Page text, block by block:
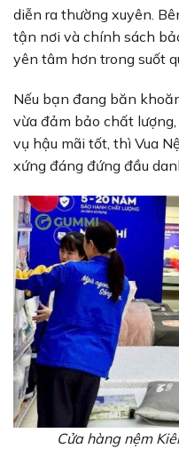
diễn ra thường xuyên.
tận nơi và chính sách
yên tâm hơn trong suốt
Nếu bạn đang băn
vừa đảm bảo chất
vụ hậu mãi tốt, thì Vua
xứng đáng đứng đầu
Cửa hàng nệm